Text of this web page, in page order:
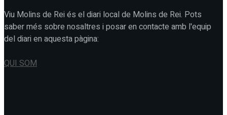
Viu Molins de Rei és el diari local de Molins de Rei. Pots
saber més sobre nosaltres i posar en contacte amb l'equip
del diari en aquesta pàgina:
QUI SOM